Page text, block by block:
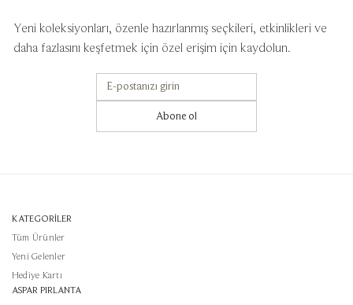
Yeni koleksiyonları, özenle hazırlanmış seçkileri, etkinlikleri ve
daha fazlasını keşfetmek için özel erişim için kaydolun.
Abone ol
KATEGORİLER
Tüm Ürünler
Yeni Gelenler
Hediye Kartı
ASPAR PIRLANTA